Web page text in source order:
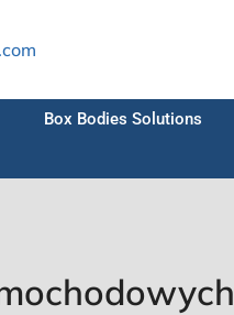
Box Bodies Solutions